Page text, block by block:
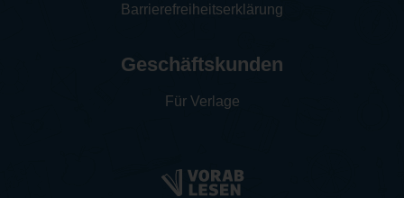
Barrierefreiheitserklärung
Geschäftskunden
Für Verlage